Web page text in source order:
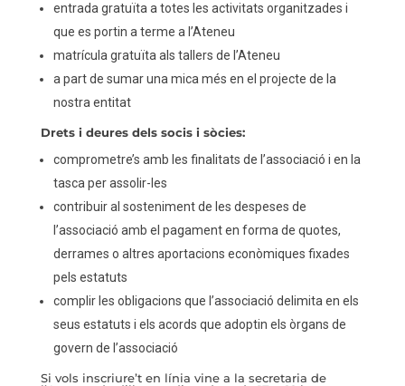
entrada gratuïta a totes les activitats organitzades i
que es portin a terme a l’Ateneu
matrícula gratuïta als tallers de l’Ateneu
a part de sumar una mica més en el projecte de la
nostra entitat
Drets i deures dels socis i sòcies:
comprometre’s amb les finalitats de l’associació i en la
tasca per assolir-les
contribuir al sosteniment de les despeses de
l’associació amb el pagament en forma de quotes,
derrames o altres aportacions econòmiques fixades
pels estatuts
complir les obligacions que l’associació delimita en els
seus estatuts i els acords que adoptin els òrgans de
govern de l’associació
Si vols inscriure’t en línia vine a la secretaria de